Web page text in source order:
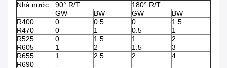
Nhà nước
90° R/T
180° R/T
GW
BW GW
BW
R400
0 0.5 0
1.5
R470
0 1 0.5
1
R525
0 1.5 1
2
R605
1 2 1.5
3
R655
1 2.5 2
4
R690
- - -